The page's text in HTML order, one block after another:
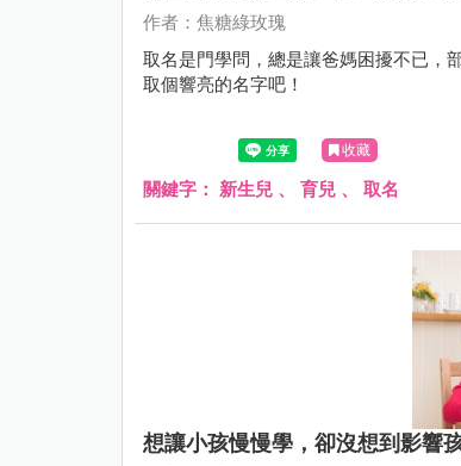
作者：焦糖綠玫瑰
取名是門學問，總是讓爸媽困擾不已，
取個響亮的名字吧！
收藏
關鍵字： 新生兒 、 育兒 、 取名
想讓小孩慢慢學，卻沒想到影響